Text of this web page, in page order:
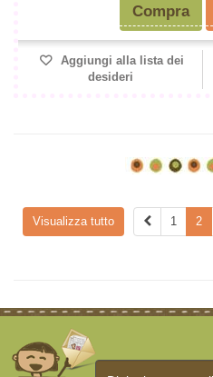
Compra
Aggiungi alla lista dei
desideri
Visualizza tutto 1 2